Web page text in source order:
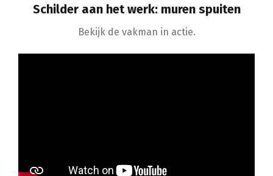
Schilder aan het werk: muren spuiten
Bekijk de vakman in actie.